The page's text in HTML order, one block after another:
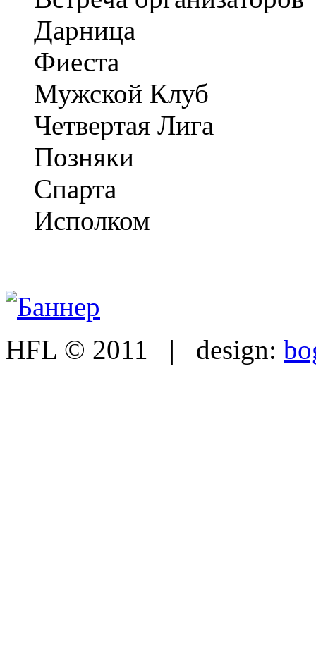
Дарница
Фиеста
Мужской Клуб
Четвертая Лига
Позняки
Спарта
Исполком
HFL © 2011 | design: